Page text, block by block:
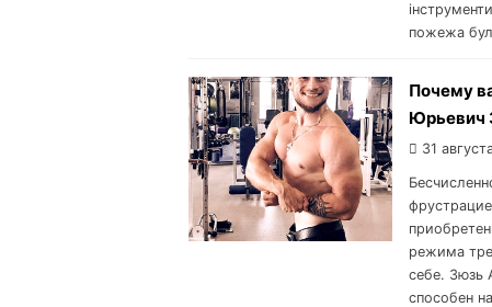
пожежа
Почему
Юрьевич
31
режима
себе. Зюзь
способен